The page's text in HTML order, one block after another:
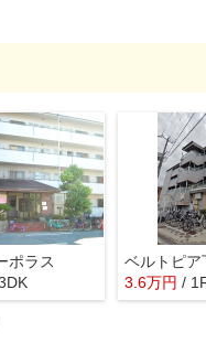
ポラス
ベルトピア
3.6万円 /